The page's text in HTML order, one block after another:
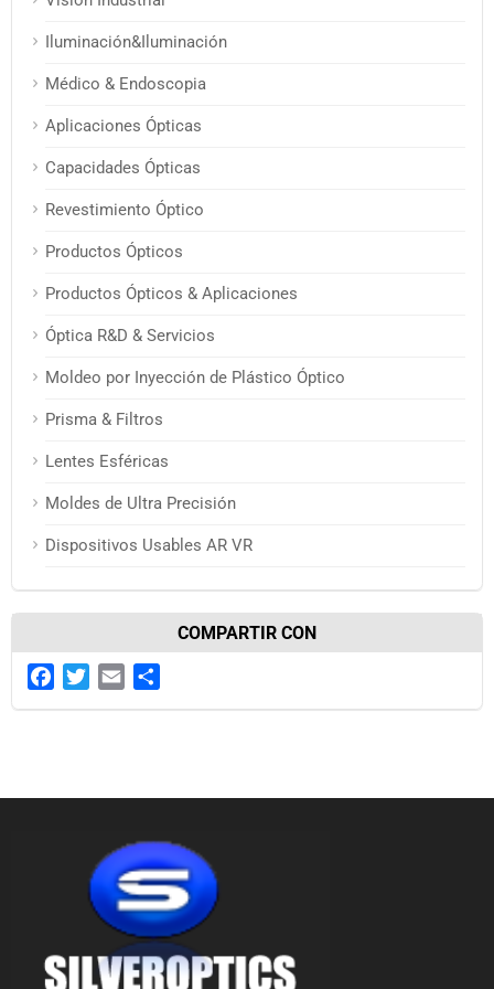
Iluminación&Iluminación
Médico & Endoscopia
Aplicaciones Ópticas
Capacidades Ópticas
Revestimiento Óptico
Productos Ópticos
Productos Ópticos & Aplicaciones
Óptica R&D & Servicios
Moldeo por Inyección de Plástico Óptico
Prisma & Filtros
Lentes Esféricas
Moldes de Ultra Precisión
Dispositivos Usables AR VR
COMPARTIR CON
FacebookTwitterEmail